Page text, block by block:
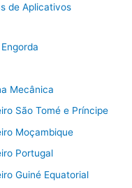
de Aplicativos
Mecânica
São Tomé e Príncipe
Moçambique
Portugal
Guiné Equatorial